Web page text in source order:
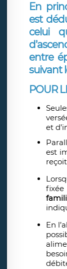
En
est
celui
entre
suivant
POUR
et
est
En